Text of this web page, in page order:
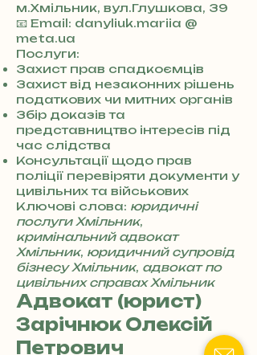
м.Хмільник, вул.Глушкова, 39
+
3
8
0
7
3
0
4
8
5
7
8
4
📧 Email: danyliuk.mariia @
meta.ua
Послуги:
Захист прав спадкоємців
Захист від незаконних рішень
податкових чи митних органів
Збір доказів та
представництво інтересів під
час слідства
Консультації щодо прав
поліції перевіряти документи у
цивільних та військових
Ключові слова: юридичні
послуги Хмільник,
кримінальний адвокат
Хмільник, юридичний супровід
бізнесу Хмільник, адвокат по
цивільних справах Хмільник
Адвокат (юрист)
Зарічнюк Олексій
Петрович